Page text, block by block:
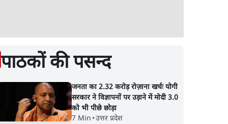
पाठकों की पसन्द
जनता का 2.32 करोड़ रोज़ाना खर्चः योगी
सरकार ने विज्ञापनों पर उड़ाने में मोदी 3.0
को भी पीछे छोड़ा
7 Min •उत्तर प्रदेश